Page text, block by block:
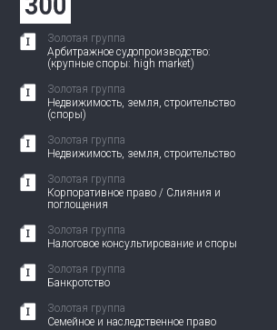
Золотая группа
Арбитражное судопроизводство:
(крупные споры: high market)
Золотая группа
Недвижимость, земля, строительство
(споры)
Золотая группа
Недвижимость, земля, строительство
Золотая группа
Корпоративное право / Слияния и
поглощения
Золотая группа
Налоговое консультирование и споры
Золотая группа
Банкротство
Золотая группа
Семейное и наследственное право